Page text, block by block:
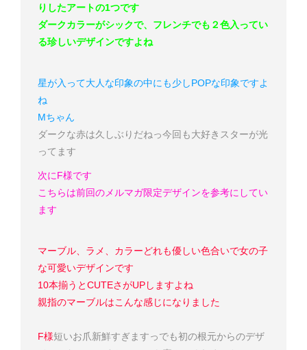
りしたアートの1つです
ダークカラーがシックで、フレンチでも２色入ってい
る珍しいデザインですよね
星が入って大人な印象の中にも少しPOPな印象ですよ
ね
Mちゃん
ダークな赤は久しぶりだねっ今回も大好きスターが光
ってます
次にF様です
こちらは前回のメルマガ限定デザインを参考にしてい
ます
マーブル、ラメ、カラーどれも優しい色合いで女の子
な可愛いデザインです
10本揃うとCUTEさがUPしますよね
親指のマーブルはこんな感じになりました
F様短いお爪新鮮すぎますっでも初の根元からのデザ